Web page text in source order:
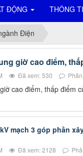
ĐỘNG THÔNG
Điện
giờ cao điểm,
Đã xem: 530
cao điểm, thấp điểm
mạch 3 góp phần
Đã xem: 2128